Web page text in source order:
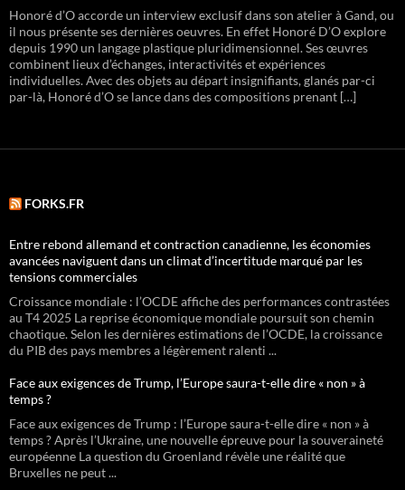
Honoré d’O accorde un interview exclusif dans son atelier à Gand, ou
il nous présente ses dernières oeuvres. En effet Honoré D’O explore
depuis 1990 un langage plastique pluridimensionnel. Ses œuvres
combinent lieux d’échanges, interactivités et expériences
individuelles. Avec des objets au départ insignifiants, glanés par-ci
par-là, Honoré d’O se lance dans des compositions prenant […]
FORKS.FR
Entre rebond allemand et contraction canadienne, les économies
avancées naviguent dans un climat d’incertitude marqué par les
tensions commerciales
Croissance mondiale : l’OCDE affiche des performances contrastées
au T4 2025 La reprise économique mondiale poursuit son chemin
chaotique. Selon les dernières estimations de l’OCDE, la croissance
du PIB des pays membres a légèrement ralenti ...
Face aux exigences de Trump, l’Europe saura-t-elle dire « non » à
temps ?
Face aux exigences de Trump : l’Europe saura-t-elle dire « non » à
temps ? Après l’Ukraine, une nouvelle épreuve pour la souveraineté
européenne La question du Groenland révèle une réalité que
Bruxelles ne peut ...